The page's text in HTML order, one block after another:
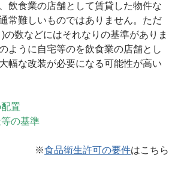
飲食業の店舗として賃貸した物件な
常難しいものではありません。ただ
の数などにはそれなりの基準がありま
ように自宅等のを飲食業の店舗とし
幅な改装が必要になる可能性が高い
置
の基準
※食品衛生許可の要件はこちら